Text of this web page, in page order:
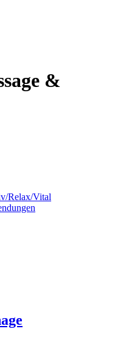
&
Relax/Vital